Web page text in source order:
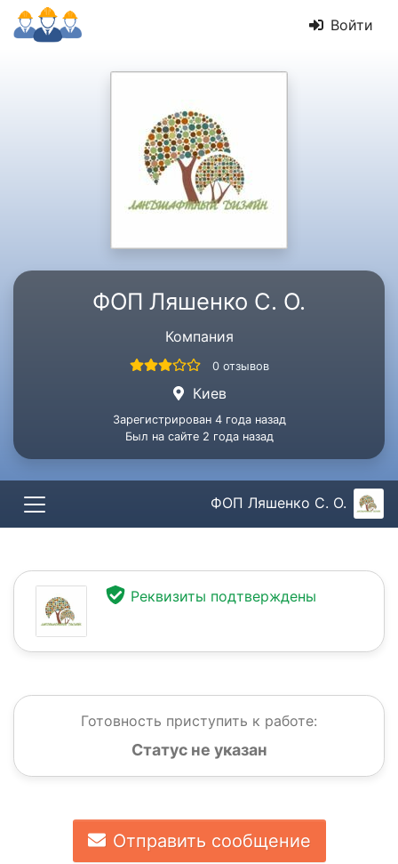
Войти
ФОП Ляшенко С. О.
Компания
0 отзывов
Киев
Зарегистрирован 4 года назад
Был на сайте 2 года назад
ФОП Ляшенко С. О.
Реквизиты подтверждены
Готовность приступить к работе:
Статус не указан
Отправить сообщение